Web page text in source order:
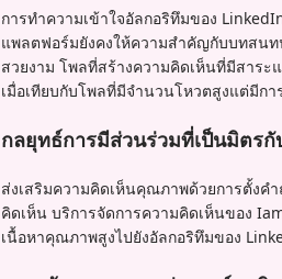
การทำความเข้าใจอัลกอริทึมของ
แพลตฟอร์มยังคงให้ความสำคัญกับบทสนท
สวยงาม โพลที่สร้างความคิดเห็นที่มีสาร
เมื่อเทียบกับโพลที่มีจำนวนโหวตสูงแต่มีกา
กลยุทธ์การมีส่วนร่วมที่เป็นมิตร
ส่งเสริมความคิดเห็นคุณภาพด้วยการตั้งค
คิดเห็น บริการจัดการความคิดเห็นของ
เนื้อหาคุณภาพสูงไปยังอัลกอริทึมของ